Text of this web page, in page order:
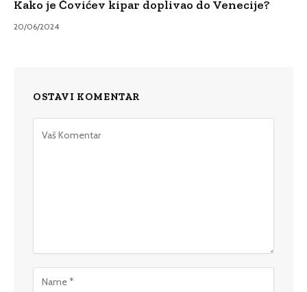
Kako je Čovićev kipar doplivao do Venecije?
20/06/2024
OSTAVI KOMENTAR